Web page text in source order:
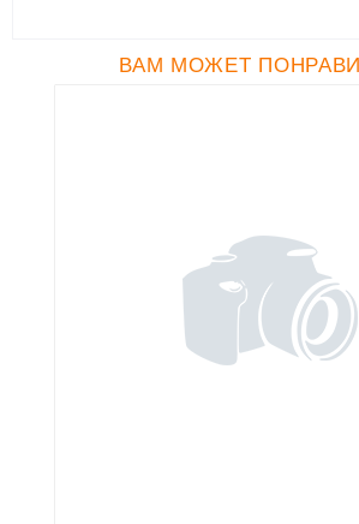
ВАМ МОЖЕТ